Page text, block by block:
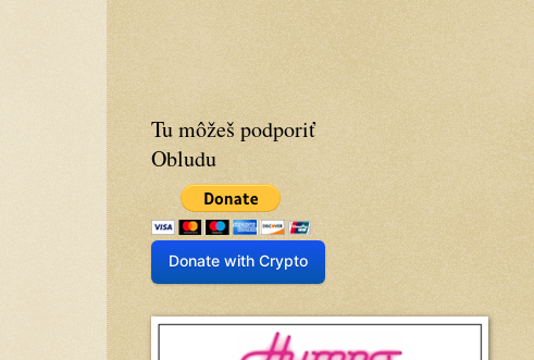
Tu môžeš podporiť
Obludu
Donate with Crypto